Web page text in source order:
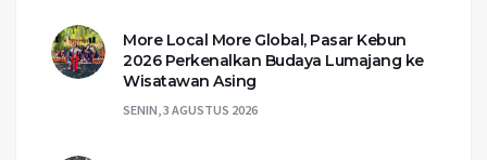
More Local More Global, Pasar Kebun
2026 Perkenalkan Budaya Lumajang ke
Wisatawan Asing
SENIN, 3 AGUSTUS 2026